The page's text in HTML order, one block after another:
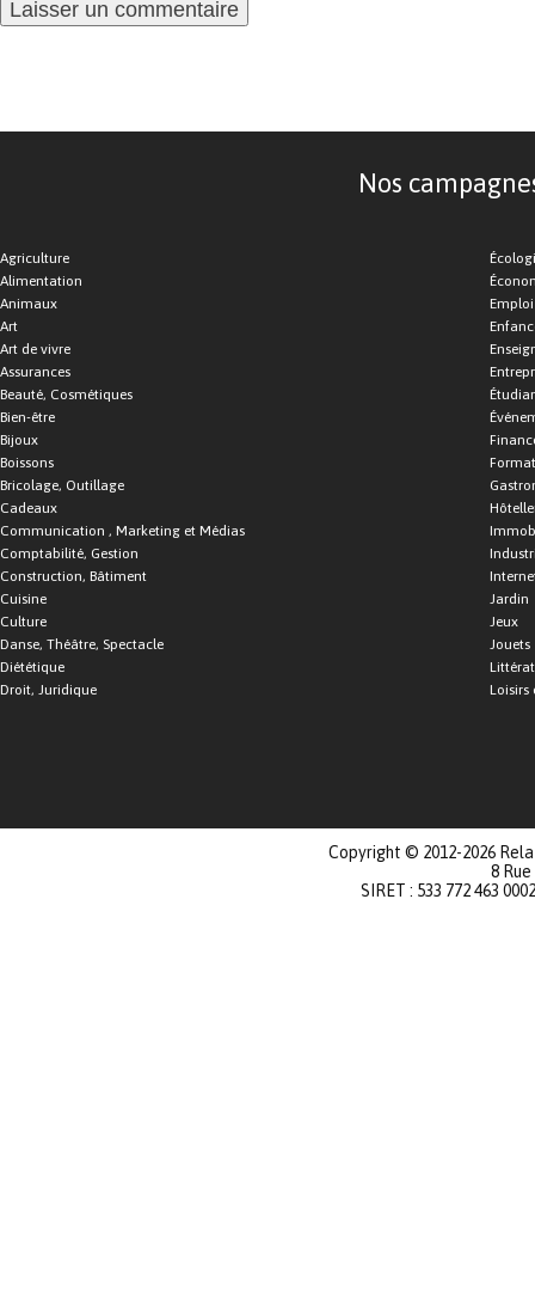
Nos
Agriculture
Alimentation
Animaux
Art
Art de vivre
Assurances
Beauté, Cosmétiques
Bien-être
Bijoux
Boissons
Bricolage, Outillage
Cadeaux
Communication , Marketing et Médias
Comptabilité, Gestion
Construction, Bâtiment
Cuisine
Culture
Danse, Théâtre, Spectacle
Diététique
Droit, Juridique
Emploi
Jardin
Jeux
Jouets
Loisirs
Copyright © 2012-2026
8
SIRET : 533 772 463